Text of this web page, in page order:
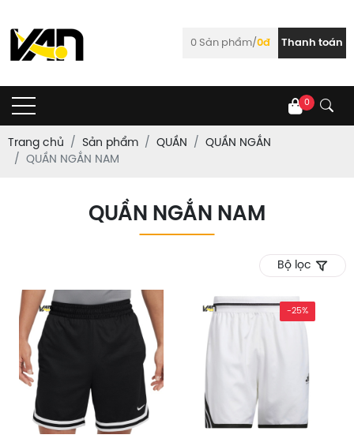
0 Sản phẩm/0đ Thanh toán
0
Trang chủ Sản phẩm QUẦN
QUẦN NGẮN
QUẦN NGẮN NAM
QUẦN NGẮN NAM
Bộ lọc
-25%